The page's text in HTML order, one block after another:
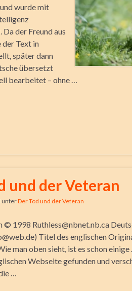
wurde mit
der Freund aus
der Text in
später dann
übersetzt
bearbeitet – ohne …
und der Veteran
unterDer Tod und der Veteran
© 1998 Ruthless@nbnet.nb.ca
Titel des englischen
man oben sieht, ist es schon einige
Webseite gefunden und
…